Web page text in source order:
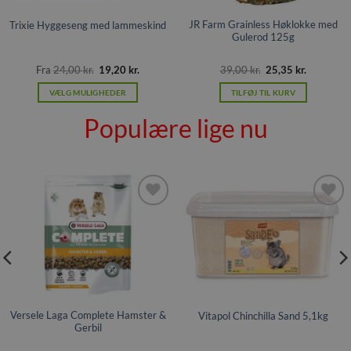
Trixie Hyggeseng med lammeskind
Fra 24,00kr. Den
oprindelige
pris
var:
24,00 kr..
19,20 kr.
VÆLG MULIGHEDER
vare
har
Mulighederne
kan
vælges
på
varesiden
JR Farm Grainless Høklokke med
Gulerod 125g
39,00kr. Den
oprindelige
pris
var:
39,00 kr..
25,35 kr.
25,35 kr..
TILFØJ TIL KURV
Populære lige nu
ønskeliste
Versele Laga Complete Hamster &
Gerbil
Tilføj til
ønskeliste
Vitapol Chinchilla Sand 5,1kg